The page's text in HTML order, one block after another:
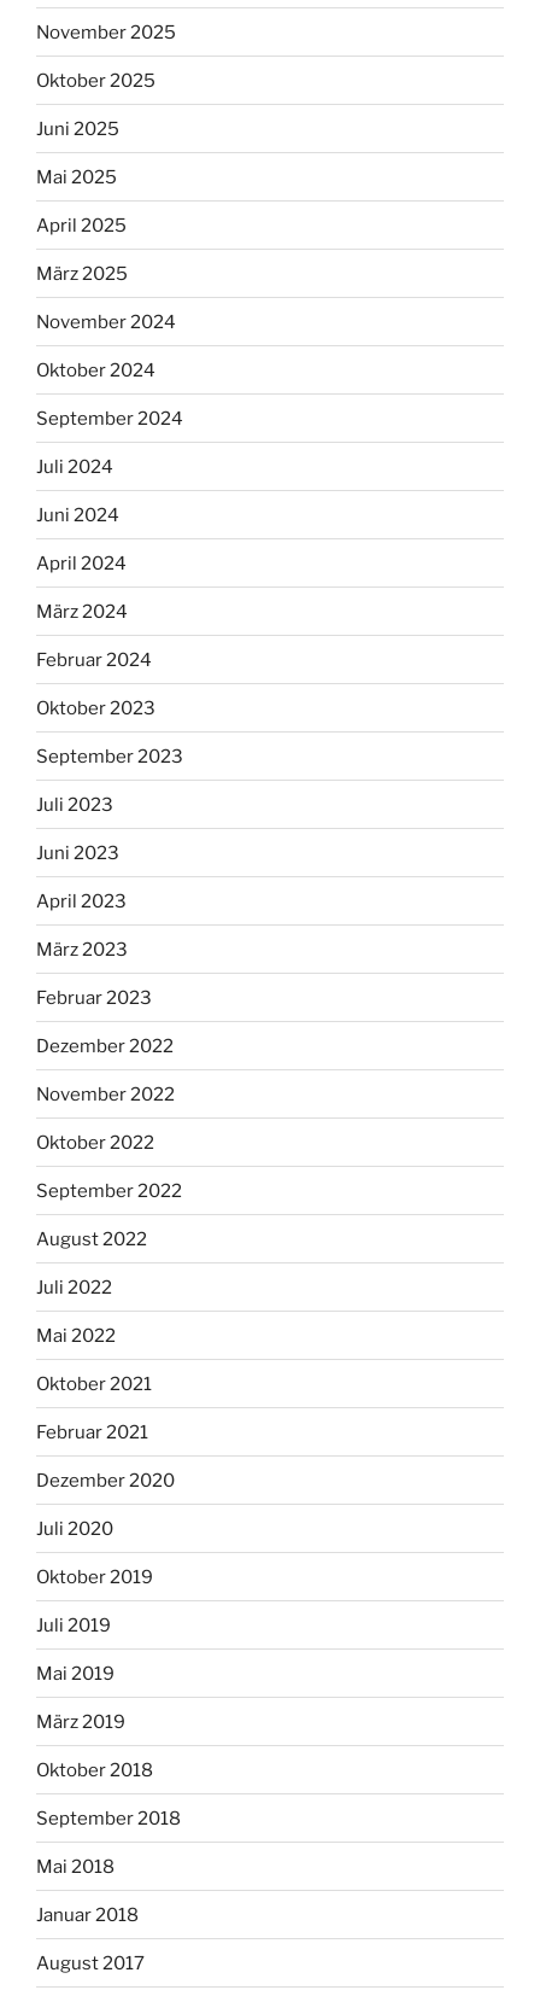
November 2025
Oktober 2025
Juni 2025
Mai 2025
April 2025
März 2025
November 2024
Oktober 2024
September 2024
Juli 2024
Juni 2024
April 2024
März 2024
Februar 2024
Oktober 2023
September 2023
Juli 2023
Juni 2023
April 2023
März 2023
Februar 2023
Dezember 2022
November 2022
Oktober 2022
September 2022
August 2022
Juli 2022
Mai 2022
Oktober 2021
Februar 2021
Dezember 2020
Juli 2020
Oktober 2019
Juli 2019
Mai 2019
März 2019
Oktober 2018
September 2018
Mai 2018
Januar 2018
August 2017